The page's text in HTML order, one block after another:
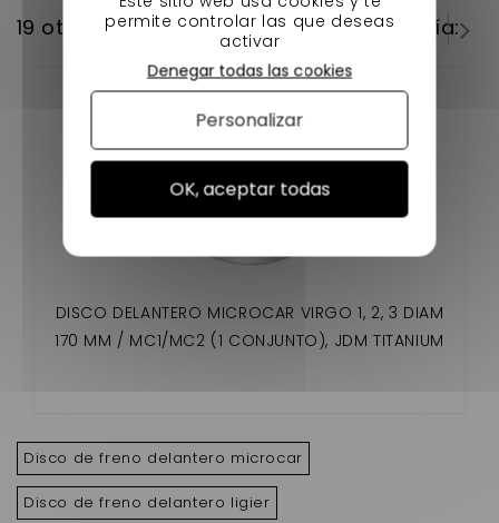
19 otros productos en la misma categoría:
DISCO DELANTERO MICROCAR VIRGO 1, 2, 3 DIAM
170 MM / MC1/MC2 (1 CONJUNTO), JDM TITANIUM
Disco de freno delantero microcar
Disco de freno delantero ligier
permite controlar las que deseas
activar
OK, aceptar todas
Denegar todas las cookies
Personalizar